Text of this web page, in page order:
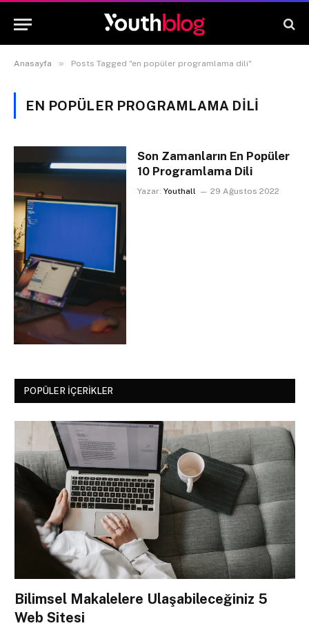
Anasayfa » Posts Tagged "en popüler programlama dili"
EN POPÜLER PROGRAMLAMA DILI
Son Zamanların En Popüler
10 Programlama Dili
Yazar: Youthall 29 Ağustos 2022
POPÜLER İÇERIKLER
Bilimsel Makalelere Ulaşabileceğiniz 5
Web Sitesi